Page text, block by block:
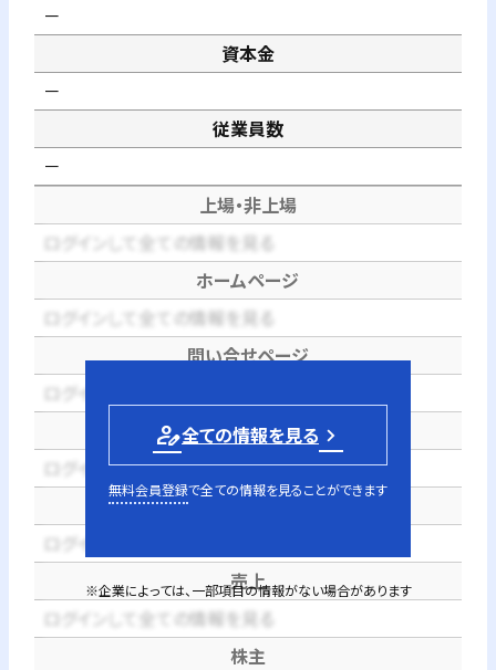
－
資本金
－
従業員数
－
上場・非上場
ログインして全ての情報を見る
ホームページ
ログインして全ての情報を見る
問い合せページ
ログインして全ての情報を見る
電話番号
ログインして全ての情報を見る
代表者
ログインして全ての情報を見る
売上
ログインして全ての情報を見る
株主
person_edit全ての情報を見る
無料会員登録で全ての情報を見ることができます
※企業によっては、一部項目の情報がない場合があります